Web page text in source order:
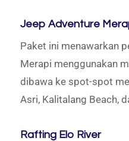
Jeep Adventure
Paket ini menawarkan
Merapi menggunakan
dibawa ke spot-spot
Asri, Kalitalang Beach,
Rafting Elo River